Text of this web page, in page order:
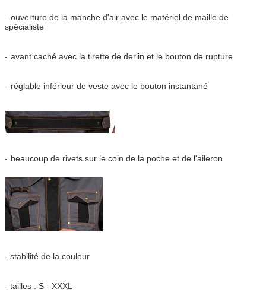
- ouverture de la manche d'air avec le matériel de maille de
spécialiste
- avant caché avec la tirette de derlin et le bouton de rupture
- réglable inférieur de veste avec le bouton instantané
- beaucoup de rivets sur le coin de la poche et de l'aileron
- stabilité de la couleur
- tailles : S - XXXL